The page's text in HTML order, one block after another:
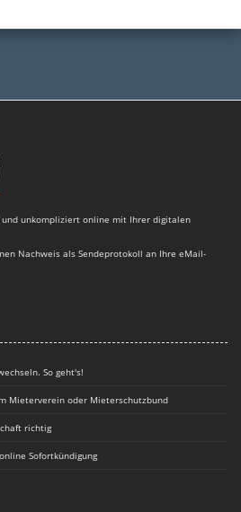
und unkompliziert online mit Ihrer digitalen
Nachweis als Sendeprotokoll an Ihre eMail-
So geht's!
Mieterverein oder Mieterschutzbund
richtig
Sofortkündigung